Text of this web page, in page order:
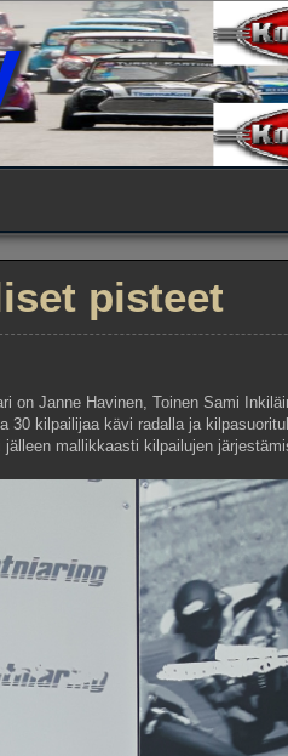
pisteet
on Janne Havinen, Toinen Sami
kilpailijaa kävi radalla ja
mallikkaasti kilpailujen